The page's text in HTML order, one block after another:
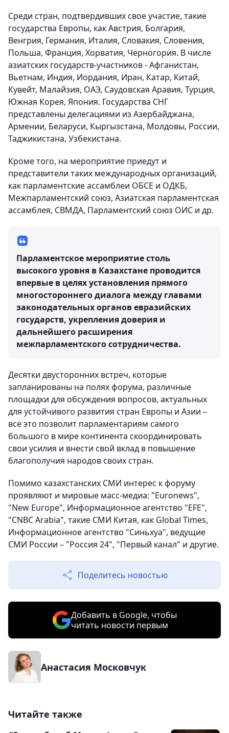
Среди стран, подтвердивших свое участие, такие
государства Европы, как Австрия, Болгария,
Венгрия, Германия, Италия, Словакия, Словения,
Польша, Франция, Хорватия, Черногория. В числе
азиатских государств-участников - Афганистан,
Вьетнам, Индия, Иордания, Иран, Катар, Китай,
Кувейт, Малайзия, ОАЭ, Саудовская Аравия, Турция,
Южная Корея, Япония. Государства СНГ
представлены делегациями из Азербайджана,
Армении, Беларуси, Кыргызстана, Молдовы, России,
Таджикистана, Узбекистана.
Кроме того, на мероприятие приедут и
представители таких международных организаций,
как парламентские ассамблеи ОБСЕ и ОДКБ,
Межпарламентский союз, Азиатская парламентская
ассамблея, СВМДА, Парламентский союз ОИС и др.
Парламентское мероприятие столь
высокого уровня в Казахстане проводится
впервые в целях установления прямого
многостороннего диалога между главами
законодательных органов евразийских
государств, укрепления доверия и
дальнейшего расширения
межпарламентского сотрудничества.
Десятки двусторонних встреч, которые
запланированы на полях форума, различные
площадки для обсуждения вопросов, актуальных
для устойчивого развития стран Европы и Азии –
все это позволит парламентариям самого
большого в мире континента скоординировать
свои усилия и внести свой вклад в повышение
благополучия народов своих стран.
Помимо казахстанских СМИ интерес к форуму
проявляют и мировые масс-медиа: "Euronews",
"New Europe", Информационное агентство "EFE",
"CNBC Arabia", такие СМИ Китая, как Global Times,
Информационное агентство "Синьхуа", ведущие
СМИ России – "Россия 24", "Первый канал" и другие.
Поделитесь новостью
Добавить в Google, чтобы
читать новости первым
Анастасия Московчук
Читайте также